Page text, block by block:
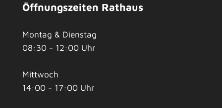
Öffnungszeiten Rathaus
Montag & Dienstag
08:30 - 12:00 Uhr
Mittwoch
14:00 - 17:00 Uhr